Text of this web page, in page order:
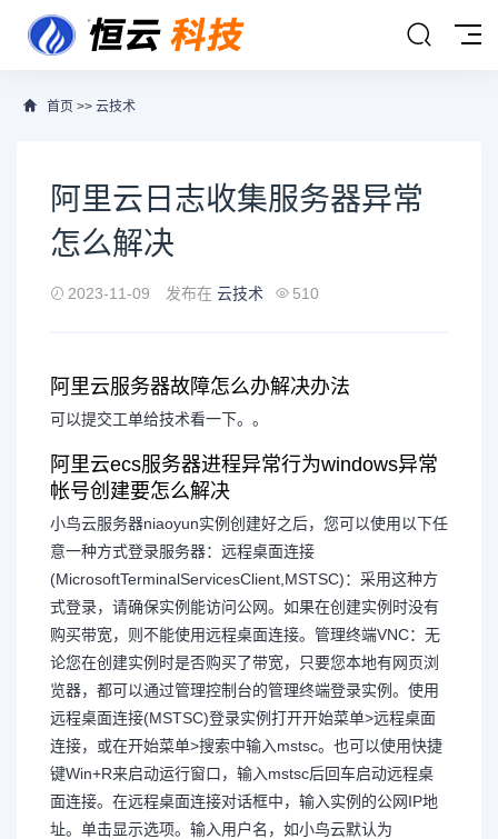
首页 >> 云技术
阿里云日志收集服务器异常
怎么解决
2023-11-09 发布在 云技术 510
阿里云服务器故障怎么办解决办法
可以提交工单给技术看一下。。
阿里云ecs服务器进程异常行为windows异常
帐号创建要怎么解决
小鸟云服务器niaoyun实例创建好之后，您可以使用以下任
意一种方式登录服务器：远程桌面连接
(MicrosoftTerminalServicesClient,MSTSC)：采用这种方
式登录，请确保实例能访问公网。如果在创建实例时没有
购买带宽，则不能使用远程桌面连接。管理终端VNC：无
论您在创建实例时是否购买了带宽，只要您本地有网页浏
览器，都可以通过管理控制台的管理终端登录实例。使用
远程桌面连接(MSTSC)登录实例打开开始菜单>远程桌面
连接，或在开始菜单>搜索中输入mstsc。也可以使用快捷
键Win+R来启动运行窗口，输入mstsc后回车启动远程桌
面连接。在远程桌面连接对话框中，输入实例的公网IP地
址。单击显示选项。输入用户名，如小鸟云默认为